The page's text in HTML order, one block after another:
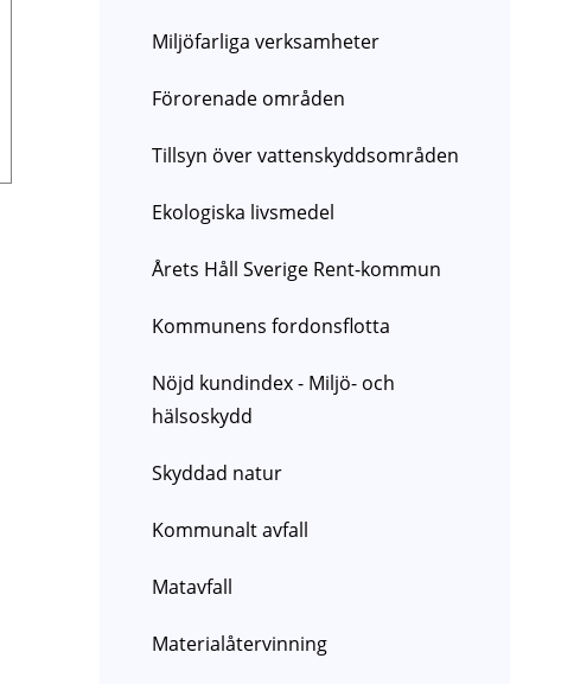
Miljöfarliga verksamheter
Förorenade områden
Tillsyn över vattenskyddsområden
Ekologiska livsmedel
Årets Håll Sverige Rent-kommun
Kommunens fordonsflotta
Nöjd kundindex - Miljö- och
hälsoskydd
Skyddad natur
Kommunalt avfall
Matavfall
Materialåtervinning